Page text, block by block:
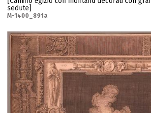
sedute]
M-1400_891a